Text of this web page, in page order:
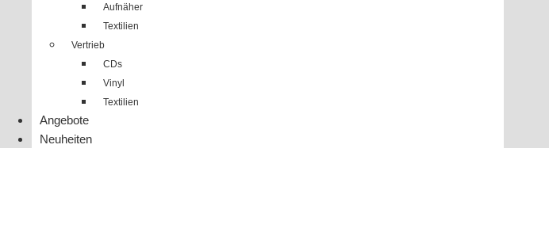
Aufnäher
Textilien
Vertrieb
CDs
Vinyl
Textilien
Angebote
Neuheiten